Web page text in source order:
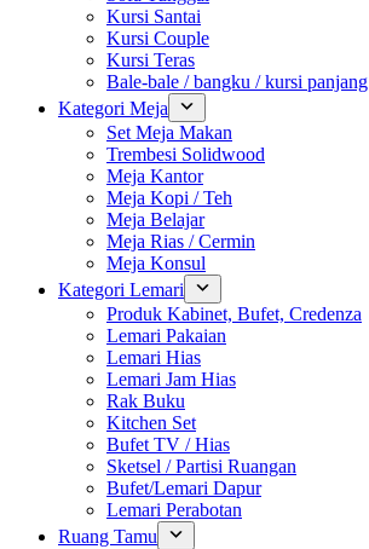
Kursi Santai
Kursi Couple
Kursi Teras
Bale-bale / bangku / kursi panjang
Kategori Meja
Set Meja Makan
Trembesi Solidwood
Meja Kantor
Meja Kopi / Teh
Meja Belajar
Meja Rias / Cermin
Meja Konsul
Kategori Lemari
Produk Kabinet, Bufet, Credenza
Lemari Pakaian
Lemari Hias
Lemari Jam Hias
Rak Buku
Kitchen Set
Bufet TV / Hias
Sketsel / Partisi Ruangan
Bufet/Lemari Dapur
Lemari Perabotan
Ruang Tamu